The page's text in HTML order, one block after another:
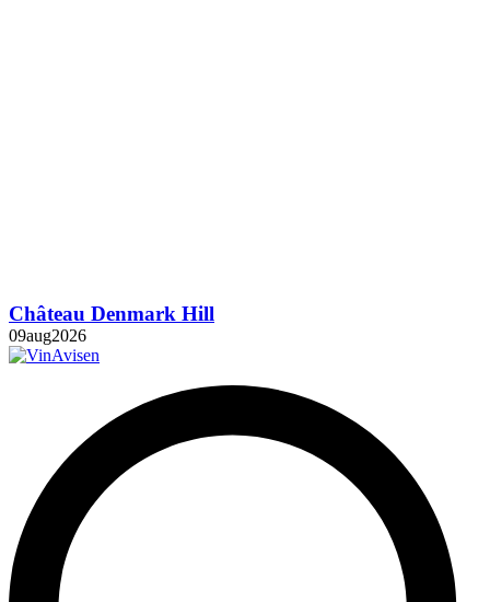
Château Denmark Hill
09aug2026